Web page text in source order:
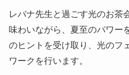
レバナ先生と過ごす光のお茶
味わいながら、夏至のパワー
のヒントを受け取り、光のフ
ワークを行います。